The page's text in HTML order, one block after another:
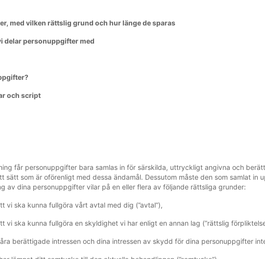
med vilken rättslig grund och hur länge de sparas
delar personuppgifter med
och script
får personuppgifter bara samlas in för särskilda, uttryckligt angivna och
sätt som är oförenligt med dessa ändamål. Dessutom måste den som samlat
av dina personuppgifter vilar på en eller flera av följande rättsliga grunder:
vi ska kunna fullgöra vårt avtal med dig (”avtal”),
vi ska kunna fullgöra en skyldighet vi har enligt en annan lag (”rättslig
berättigade intressen och dina intressen av skydd för dina personuppgifter